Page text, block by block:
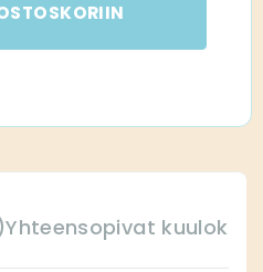
Yhteensopivat